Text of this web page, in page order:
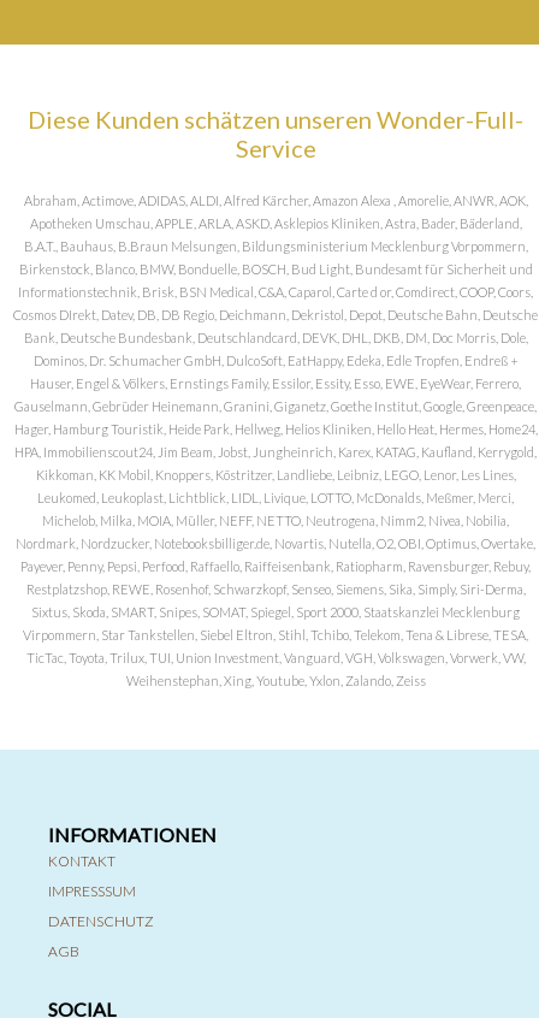
Diese Kunden schätzen unseren Wonder-Full-
Service
Abraham, Actimove, ADIDAS, ALDI, Alfred Kärcher, Amazon Alexa , Amorelie, ANWR, AOK,
Apotheken Umschau, APPLE, ARLA, ASKD, Asklepios Kliniken, Astra, Bader, Bäderland,
B.A.T., Bauhaus, B.Braun Melsungen, Bildungsministerium Mecklenburg Vorpommern,
Birkenstock, Blanco, BMW, Bonduelle, BOSCH, Bud Light, Bundesamt für Sicherheit und
Informationstechnik, Brisk, BSN Medical, C&A, Caparol, Carte d or, Comdirect, COOP, Coors,
Cosmos DIrekt, Datev, DB, DB Regio, Deichmann, Dekristol, Depot, Deutsche Bahn, Deutsche
Bank, Deutsche Bundesbank, Deutschlandcard, DEVK, DHL, DKB, DM, Doc Morris, Dole,
Dominos, Dr. Schumacher GmbH, DulcoSoft, EatHappy, Edeka, Edle Tropfen, Endreß +
Hauser, Engel & Völkers, Ernstings Family, Essilor, Essity, Esso, EWE, EyeWear, Ferrero,
Gauselmann, Gebrüder Heinemann, Granini, Giganetz, Goethe Institut, Google, Greenpeace,
Hager, Hamburg Touristik, Heide Park, Hellweg, Helios Kliniken, Hello Heat, Hermes, Home24,
HPA, Immobilienscout24, Jim Beam, Jobst, Jungheinrich, Karex, KATAG, Kaufland, Kerrygold,
Kikkoman, KK Mobil, Knoppers, Köstritzer, Landliebe, Leibniz, LEGO, Lenor, Les Lines,
Leukomed, Leukoplast, Lichtblick, LIDL, Livique, LOTTO, McDonalds, Meßmer, Merci,
Michelob, Milka, MOIA, Müller, NEFF, NETTO, Neutrogena, Nimm2, Nivea, Nobilia,
Nordmark, Nordzucker, Notebooksbilliger.de, Novartis, Nutella, O2, OBI, Optimus, Overtake,
Payever, Penny, Pepsi, Perfood, Raffaello, Raiffeisenbank, Ratiopharm, Ravensburger, Rebuy,
Restplatzshop, REWE, Rosenhof, Schwarzkopf, Senseo, Siemens, Sika, Simply, Siri-Derma,
Sixtus, Skoda, SMART, Snipes, SOMAT, Spiegel, Sport 2000, Staatskanzlei Mecklenburg
Virpommern, Star Tankstellen, Siebel Eltron, Stihl, Tchibo, Telekom, Tena & Librese, TESA,
TicTac, Toyota, Trilux, TUI, Union Investment, Vanguard, VGH, Volkswagen, Vorwerk, VW,
Weihenstephan, Xing, Youtube, Yxlon, Zalando, Zeiss
INFORMATIONEN
KONTAKT
IMPRESSSUM
DATENSCHUTZ
AGB
SOCIAL